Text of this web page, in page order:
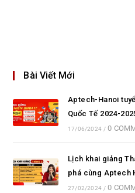
Bài Viết Mới
Aptech-Hanoi
Quốc Tế 2024-
17/06/2024 / 0
Lịch khai giảng
phá cùng Aptech
27/02/2024 / 0